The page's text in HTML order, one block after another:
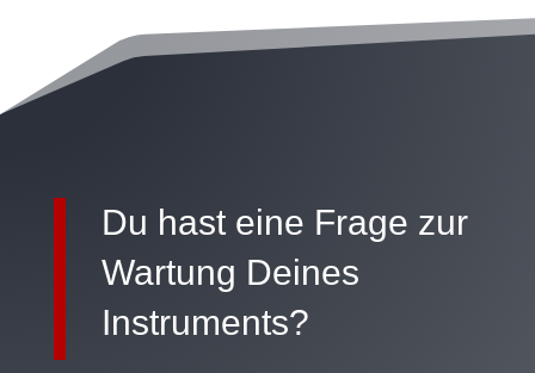
Du hast eine Frage zur
Wartung Deines
Instruments?